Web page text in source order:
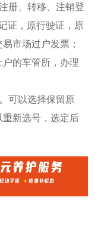
册、转移、注销登
证，原行驶证，原
市场过户发票；
的车管所，办理
可以选择保留原
新选号，选定后